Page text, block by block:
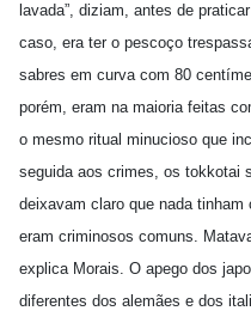
lavada”, diziam, antes de
caso, era ter o pescoço
sabres em curva com 80
porém, eram na maioria feitas
o mesmo ritual minucioso que
seguida aos crimes, os tokkotai
deixavam claro que nada
eram criminosos comuns.
explica Morais. O apego dos
diferentes dos alemães e dos